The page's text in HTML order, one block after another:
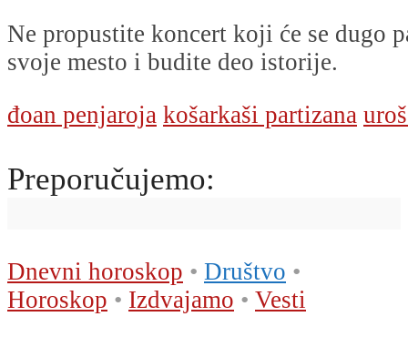
Ne propustite koncert koji će se dugo
svoje mesto i budite deo istorije.
đoan penjaroja košarkaši partizana
Preporučujemo:
Dnevni horoskop • Društvo •
Horoskop • Izdvajamo • Vesti